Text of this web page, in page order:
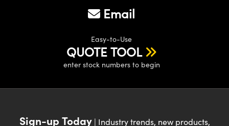
Email
Easy-to-Use
QUOTE TOOL
enter stock numbers to begin
Sign-up Today| Industry trends, new products,